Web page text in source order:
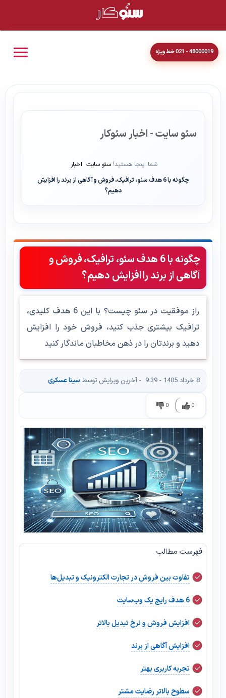
48000019 - 021 خط ویژه
سئو سایت - اخبار سئوکار
شما اینجا هستید! سئو سایت اخبار
چگونه با 6 هدف سئو، ترافیک، فروش و آگاهی از برند را افزایش
دهیم؟
چگونه با 6 هدف سئو، ترافیک، فروش و
آگاهی از برند را افزایش دهیم؟
راز موفقیت در سئو چیست؟ با این 6 هدف کلیدی،
ترافیک بیشتری جذب کنید، فروش خود را افزایش
دهید و برندتان را در ذهن مخاطبان ماندگار کنید
8 خرداد 1405 - 9:39 - آخرین ویرایش توسط سینا عسکری
0
0
فهرست مطالب
تفاوت بین فروش در تجارت الکترونیک و تبدیل‌ها
6 هدف رایج یک وب‌سایت
افزایش فروش و نرخ تبدیل بالاتر
افزایش آگاهی از برند
تجربه کاربری بهتر
سطوح بالاتر رضایت مشتر